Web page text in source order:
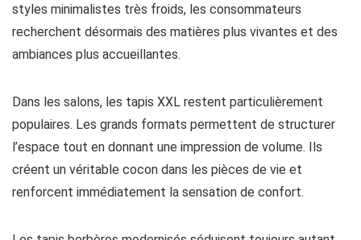
styles minimalistes très froids, les consommateurs
recherchent désormais des matières plus vivantes et des
ambiances plus accueillantes.
Dans les salons, les tapis XXL restent particulièrement
populaires. Les grands formats permettent de structurer
l’espace tout en donnant une impression de volume. Ils
créent un véritable cocon dans les pièces de vie et
renforcent immédiatement la sensation de confort.